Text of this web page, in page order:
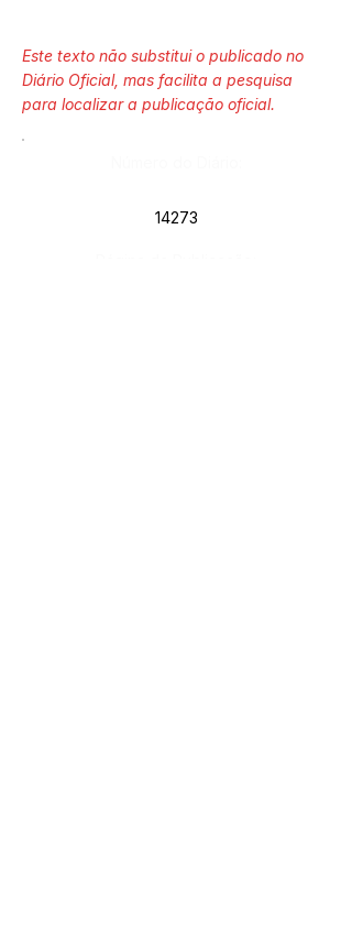
Este texto não substitui o publicado no
Diário Oficial, mas facilita a pesquisa
para localizar a publicação oficial.
14273